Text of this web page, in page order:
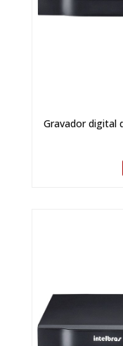
Gravador digital